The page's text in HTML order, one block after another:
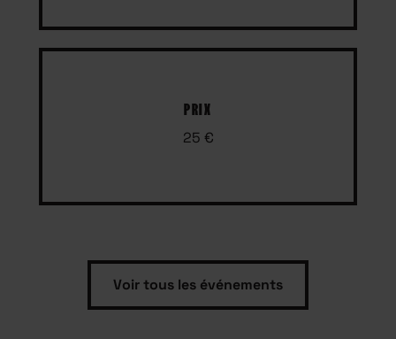
PRIX
25 €
Voir tous les événements